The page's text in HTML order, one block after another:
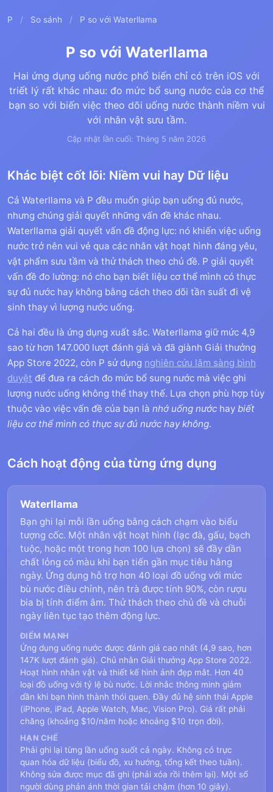
P / So sánh / P so với Waterllama
P so với Waterllama
Hai ứng dụng uống nước phổ biến chỉ có trên iOS với
triết lý rất khác nhau: đo mức bổ sung nước của cơ thể
bạn so với biến việc theo dõi uống nước thành niềm vui
với nhân vật sưu tầm.
Cập nhật lần cuối: Tháng 5 năm 2026
Khác biệt cốt lõi: Niềm vui hay Dữ liệu
Cả Waterllama và P đều muốn giúp bạn uống đủ nước,
nhưng chúng giải quyết những vấn đề khác nhau.
Waterllama giải quyết vấn đề động lực: nó khiến việc uống
nước trở nên vui vẻ qua các nhân vật hoạt hình đáng yêu,
vật phẩm sưu tầm và thử thách theo chủ đề. P giải quyết
vấn đề đo lường: nó cho bạn biết liệu cơ thể mình có thực
sự đủ nước hay không bằng cách theo dõi tần suất đi vệ
sinh thay vì lượng nước uống.
Cả hai đều là ứng dụng xuất sắc. Waterllama giữ mức 4,9
sao từ hơn 147.000 lượt đánh giá và đã giành Giải thưởng
App Store 2022, còn P sử dụng nghiên cứu lâm sàng bình
duyệt để đưa ra cách đo mức bổ sung nước mà việc ghi
lượng nước uống không thể thay thế. Lựa chọn phù hợp tùy
thuộc vào việc vấn đề của bạn là nhớ uống nước hay biết
liệu cơ thể mình có thực sự đủ nước hay không.
Cách hoạt động của từng ứng dụng
Waterllama
Bạn ghi lại mỗi lần uống bằng cách chạm vào biểu
tượng cốc. Một nhân vật hoạt hình (lạc đà, gấu, bạch
tuộc, hoặc một trong hơn 100 lựa chọn) sẽ đầy dần
chất lỏng có màu khi bạn tiến gần mục tiêu hằng
ngày. Ứng dụng hỗ trợ hơn 40 loại đồ uống với mức
bù nước điều chỉnh, nên trà được tính 90%, còn rượu
bia bị tính điểm âm. Thử thách theo chủ đề và chuỗi
ngày liên tục tạo thêm động lực.
ĐIỂM MẠNH
Ứng dụng uống nước được đánh giá cao nhất (4,9 sao, hơn
147K lượt đánh giá). Chủ nhân Giải thưởng App Store 2022.
Hoạt hình nhân vật và thiết kế hình ảnh đẹp mắt. Hơn 40
loại đồ uống với tỷ lệ bù nước. Lời nhắc thông minh giảm
dần khi bạn hình thành thói quen. Đầy đủ hệ sinh thái Apple
(iPhone, iPad, Apple Watch, Mac, Vision Pro). Giá rất phải
chăng (khoảng $10/năm hoặc khoảng $10 trọn đời).
HẠN CHẾ
Phải ghi lại từng lần uống suốt cả ngày. Không có trực
quan hóa dữ liệu (biểu đồ, xu hướng, tổng kết theo tuần).
Không sửa được mục đã ghi (phải xóa rồi thêm lại). Một số
người dùng phản ánh thời gian tải chậm (hơn 10 giây).